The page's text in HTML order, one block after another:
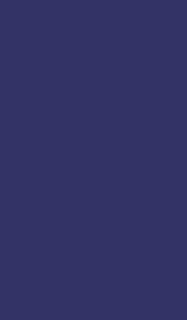
webbplats, öppnas